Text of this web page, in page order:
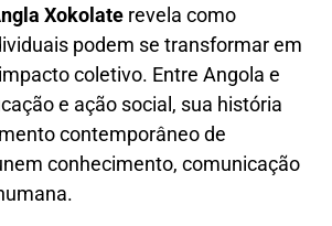
Xokolate revela como
podem se transformar em
coletivo. Entre Angola e
e ação social, sua história
contemporâneo de
conhecimento, comunicação